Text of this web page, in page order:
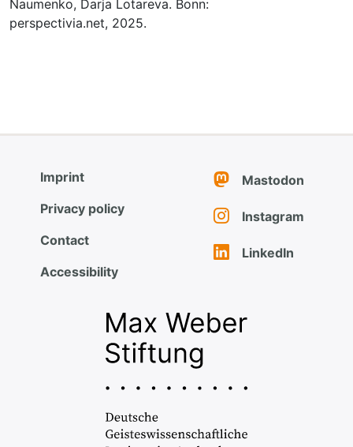
Naumenko, Darja Lotareva. Bonn:
perspectivia.net, 2025.
Imprint
Privacy policy
Contact
Accessibility
Mastodon
Instagram
LinkedIn